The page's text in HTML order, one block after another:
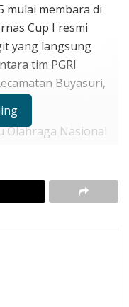
mulai membara di
Cup I resmi
yang langsung
tim PGRI
Buyasuri,
Olahraga Nasional
Tata Kelola
Lomba